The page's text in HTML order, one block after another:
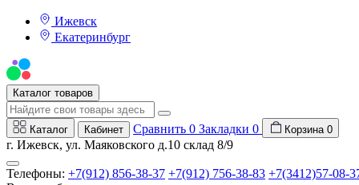
Ижевск
Екатеринбург
Каталог товаров
Каталог Кабинет Сравнить 0 Закладки 0 Корзина 0
г. Ижевск, ул. Маяковского д.10 склад 8/9
Телефоны: +7(912) 856-38-37 +7(912) 756-38-83 +7(3412)57-08-